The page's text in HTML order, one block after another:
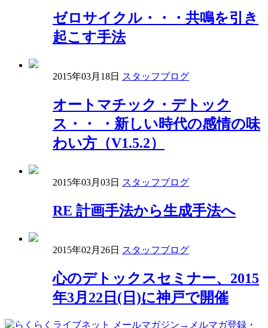
ゼロサイクル・・・共鳴を引き
起こす手法
2015年03月18日 スタッフブログ
オートマチック・デトック
ス・・ ・新しい時代の感情の味
わい方（V1.5.2）
2015年03月03日 スタッフブログ
RE 計画手法から生成手法へ
2015年02月26日 スタッフブログ
心のデトックスセミナー、2015
年3月22日(日)に神戸で開催
→メルマガ登録・